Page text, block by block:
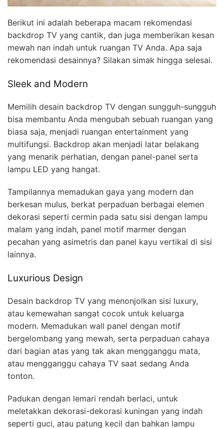
Berikut ini adalah beberapa macam rekomendasi
backdrop TV yang cantik, dan juga memberikan kesan
mewah nan indah untuk ruangan TV Anda. Apa saja
rekomendasi desainnya? Silakan simak hingga selesai.
Sleek and Modern
Memilih desain backdrop TV dengan sungguh-sungguh
bisa membantu Anda mengubah sebuah ruangan yang
biasa saja, menjadi ruangan entertainment yang
multifungsi. Backdrop akan menjadi latar belakang
yang menarik perhatian, dengan panel-panel serta
lampu LED yang hangat.
Tampilannya memadukan gaya yang modern dan
berkesan mulus, berkat perpaduan berbagai elemen
dekorasi seperti cermin pada satu sisi dengan lampu
malam yang indah, panel motif marmer dengan
pecahan yang asimetris dan panel kayu vertikal di sisi
lainnya.
Luxurious Design
Desain backdrop TV yang menonjolkan sisi luxury,
atau kemewahan sangat cocok untuk keluarga
modern. Memadukan wall panel dengan motif
bergelombang yang mewah, serta perpaduan cahaya
dari bagian atas yang tak akan mengganggu mata,
atau mengganggu cahaya TV saat sedang Anda
tonton.
Padukan dengan lemari rendah berlaci, untuk
meletakkan dekorasi-dekorasi kuningan yang indah
seperti guci, atau patung kecil dan bahkan lampu